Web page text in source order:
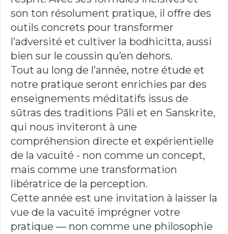
son ton résolument pratique, il offre des
outils concrets pour transformer
l’adversité et cultiver la bodhicitta, aussi
bien sur le coussin qu’en dehors.
Tout au long de l’année, notre étude et
notre pratique seront enrichies par des
enseignements méditatifs issus de
sūtras des traditions Pāli et en Sanskrite,
qui nous inviteront à une
compréhension directe et expérientielle
de la vacuité - non comme un concept,
mais comme une transformation
libératrice de la perception.
Cette année est une invitation à laisser la
vue de la vacuité imprégner votre
pratique — non comme une philosophie